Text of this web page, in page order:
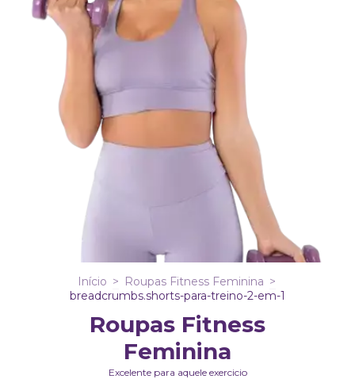
Início > Roupas Fitness Feminina >
breadcrumbs.shorts-para-treino-2-em-1
Roupas Fitness
Feminina
Excelente para aquele exercicio